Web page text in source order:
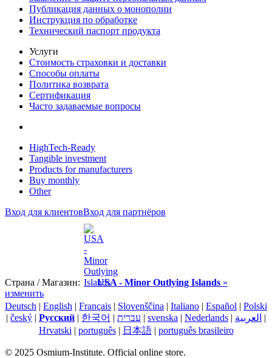
Публикация данных о монополии
Инструкция по обработке
Технический паспорт продукта
Услуги
Стоимость страховки и доставки
Способы оплаты
Политика возврата
Сертификация
Часто задаваемые вопросы
HighTech-Ready
Tangible investment
Products for manufacturers
Buy monthly
Other
Вход для клиентовВход для партнёров
Страна / Магазин: USA - Minor Outlying Islands »
изменить
Deutsch | English | Français | Slovenščina | Italiano | Español | Polski
| český | Pусский | 한국어 | עברית | svenska | Nederlands | العربية |
Hrvatski | português| 日本語| português brasileiro
© 2025 Osmium-Institute. Official online store.